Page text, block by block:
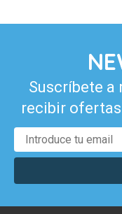
Suscríbete a
recibir